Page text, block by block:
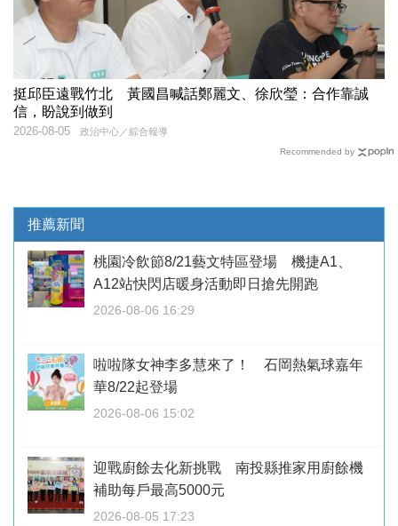
挺邱臣遠戰竹北 黃國昌喊話鄭麗文、徐欣瑩：合作靠誠
信，盼說到做到
政治中心／綜合報導
2026-08-05
Recommended by
推薦新聞
桃園冷飲節8/21藝文特區登場 機捷A1、
A12站快閃店暖身活動即日搶先開跑
2026-08-06 16:29
啦啦隊女神李多慧來了！ 石岡熱氣球嘉年
華8/22起登場
2026-08-06 15:02
迎戰廚餘去化新挑戰 南投縣推家用廚餘機
補助每戶最高5000元
2026-08-05 17:23